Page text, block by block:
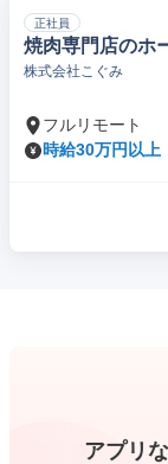
正社員
焼肉専門店のホ
株式会社こぐみ
フルリモート
時給30万円以上
アプリ